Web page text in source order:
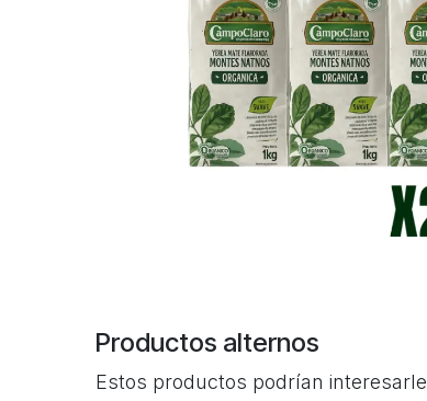
Productos alternos
Estos productos podrían interesarle